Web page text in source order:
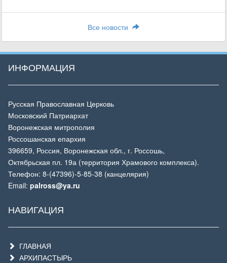
Все новости
ИНФОРМАЦИЯ
Русская Православная Церковь
Московский Патриархат
Воронежская митрополия
Россошанская епархия
396659, Россия, Воронежская обл., г. Россошь,
Октябрьская пл. 19а (территория Храмового комплекса).
Телефон: 8-(47396)-5-85-38 (канцелярия)
Email: palross@ya.ru
НАВИГАЦИЯ
ГЛАВНАЯ
АРХИПАСТЫРЬ